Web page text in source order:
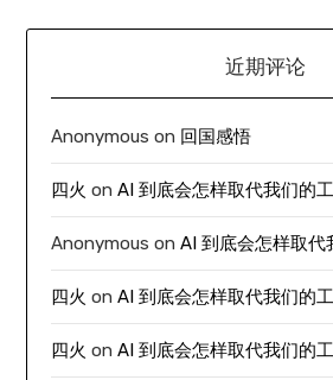
近期评论
Anonymous on 回国感悟
四火 onAI 到底会怎样取代我们的
Anonymous onAI 到底会怎样取代
四火 onAI 到底会怎样取代我们的
四火 onAI 到底会怎样取代我们的